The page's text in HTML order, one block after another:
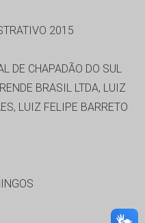
2015
DE CHAPADÃO DO SUL
BRASIL LTDA, LUIZ
LUIZ FELIPE BARRETO